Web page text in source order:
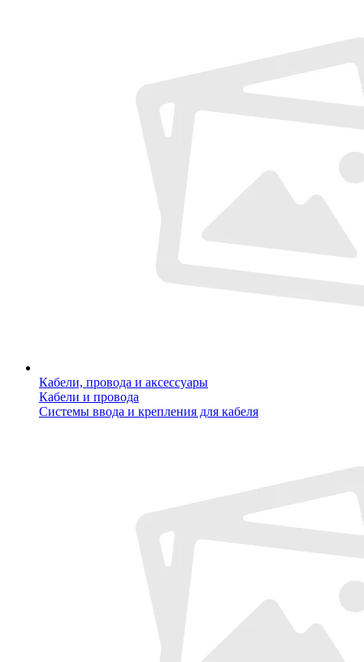
Кабели, провода и аксессуары
Кабели и провода
Системы ввода и крепления для кабеля